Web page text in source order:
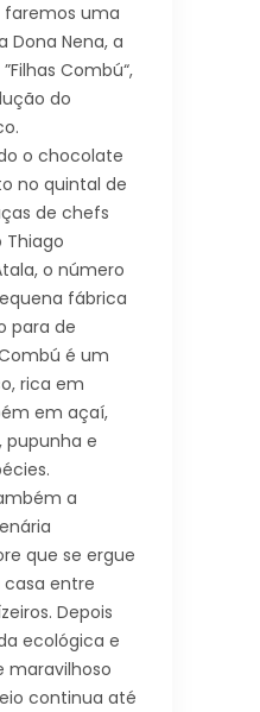
faremos uma
Dona Nena, a
Combú“,
do
o chocolate
no quintal de
de chefs
o número
fábrica
para de
é um
rica em
em açaí,
pupunha e
a
que se ergue
entre
Depois
ecológica e
maravilhoso
continua até